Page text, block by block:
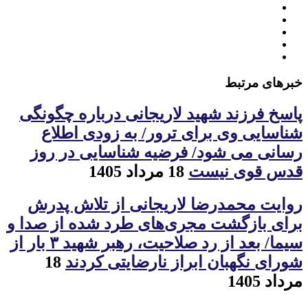
خبرهای مرتبط
پاسخ فرزند شهید لاریجانی درباره چگونگی
شناسایی وی برای ترور/ به زودی اطلاع
رسانی می شود/ فرضیه شناسایی در روز
قدس قوی نیست
روایت محمدرضا لاریجانی از تلاش پدرش
برای بازگشت مجری‌های طرد شده از صدا و
سیما/ بعد از رد صلاحیت، رهبر شهید ۳ بار از
شورای نگهبان ابراز نارضایتی کردند 18
مرداد 1405